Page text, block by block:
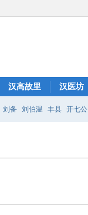
汉高故里 汉医坊
刘备 刘伯温 丰县 开七公